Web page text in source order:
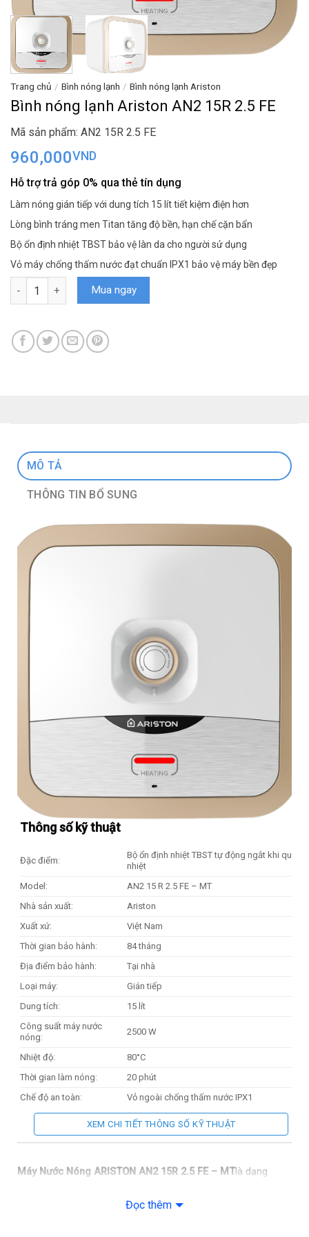
Trang chủ / Bình nóng lạnh / Bình nóng lạnh Ariston
Bình nóng lạnh Ariston AN2 15R 2.5 FE
Mã sản phẩm: AN2 15R 2.5 FE
960,000VND
Hỗ trợ trả góp 0% qua thẻ tín dụng
Làm nóng gián tiếp với dung tích 15 lít tiết kiệm điện hơn
Lòng bình tráng men Titan tăng độ bền, hạn chế cặn bẩn
Bộ ổn định nhiệt TBST bảo vệ làn da cho người sử dụng
Vỏ máy chống thấm nước đạt chuẩn IPX1 bảo vệ máy bền đẹp
Bình nóng lạnh Ariston AN2 15R 2.5 FE số lượng
Mua ngay
MÔ TẢ
THÔNG TIN BỔ SUNG
Thông số kỹ thuật
Đặc điểm:
Bộ ổn định nhiệt TBST tự động ngắt khi quá
nhiệt
Model:
AN2 15 R 2.5 FE – MT
Nhà sản xuất:
Ariston
Xuất xứ:
Việt Nam
Thời gian bảo hành:
84 tháng
Địa điểm bảo hành:
Tại nhà
Loại máy:
Gián tiếp
Dung tích:
15 lít
Công suất máy nước
nóng:
2500 W
Nhiệt độ:
80°C
Thời gian làm nóng:
20 phút
Chế độ an toàn:
Vỏ ngoài chống thấm nước IPX1
Khối lượng sản phẩm
10.5 kg
XEM CHI TIẾT THÔNG SỐ KỸ THUẬT
Máy Nước Nóng ARISTON AN2 15R 2.5 FE – MTlà dạng
đó đưa vào bình chứa. Máy Nước Nóng ARISTON AN2 15R
Đọc thêm